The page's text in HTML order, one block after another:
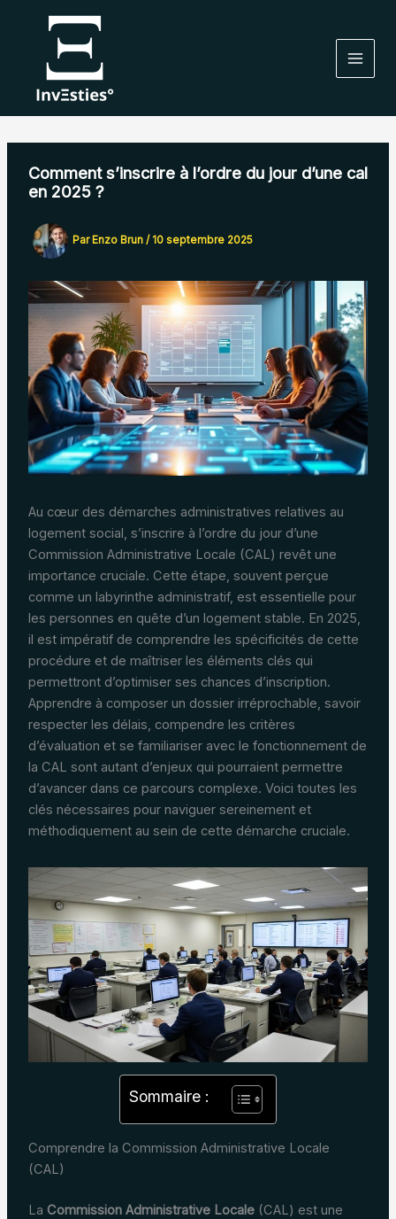
Comment s’inscrire à l’ordre du jour d’une cal
en 2025 ?
Par Enzo Brun / 10 septembre 2025
Au cœur des démarches administratives relatives au
logement social, s’inscrire à l’ordre du jour d’une
Commission Administrative Locale (CAL) revêt une
importance cruciale. Cette étape, souvent perçue
comme un labyrinthe administratif, est essentielle pour
les personnes en quête d’un logement stable. En 2025,
il est impératif de comprendre les spécificités de cette
procédure et de maîtriser les éléments clés qui
permettront d’optimiser ses chances d’inscription.
Apprendre à composer un dossier irréprochable, savoir
respecter les délais, compendre les critères
d’évaluation et se familiariser avec le fonctionnement de
la CAL sont autant d’enjeux qui pourraient permettre
d’avancer dans ce parcours complexe. Voici toutes les
clés nécessaires pour naviguer sereinement et
méthodiquement au sein de cette démarche cruciale.
Sommaire :
Comprendre la Commission Administrative Locale
(CAL)
La Commission Administrative Locale(CAL) est une